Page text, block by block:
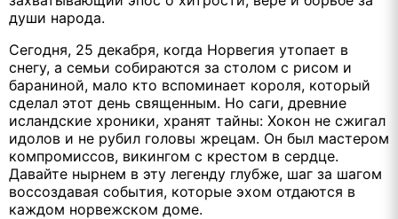
души народа.
Сегодня, 25 декабря, когда Норвегия утопает в
снегу, а семьи собираются за столом с рисом и
бараниной, мало кто вспоминает короля, который
сделал этот день священным. Но саги, древние
исландские хроники, хранят тайны: Хокон не сжигал
идолов и не рубил головы жрецам. Он был мастером
компромиссов, викингом с крестом в сердце.
Давайте нырнем в эту легенду глубже, шаг за шагом
воссоздавая события, которые эхом отдаются в
каждом норвежском доме.